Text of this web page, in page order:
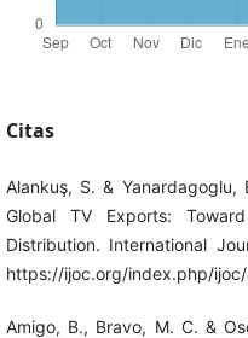
Citas
Alankuş, S. & Yanardagoglu,
Global TV Exports:
Distribution. International
https://ijoc.org/index.php/
Amigo, B., Bravo, M. C. &